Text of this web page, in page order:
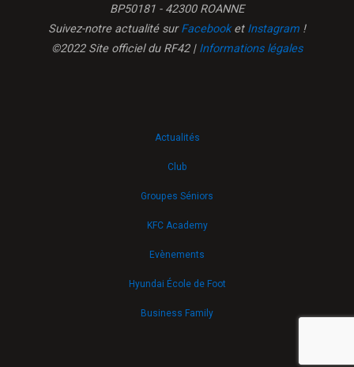
BP50181 - 42300 ROANNE
Suivez-notre actualité surFacebooket Instagram !
©2022 Site officiel du RF42 | Informations légales
Actualités
Club
Groupes Séniors
KFC Academy
Evènements
Hyundai École de Foot
Business Family